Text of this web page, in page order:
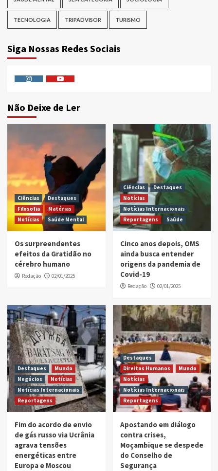
TECNOLOGIA TRIPADVISOR TURISMO
Siga Nossas Redes Sociais
Não Deixe de Ler
Ciências
Destaques
Filosofia
Matérias
Notícias
Saúde Mental
Os surpreendentes
efeitos da Gratidão no
cérebro humano
Redação 02/01/2025
Ciências
Destaques
Notícias
Notícias Internacionais
Reportagens
Saúde
Cinco anos depois, OMS
ainda busca entender
origens da pandemia de
Covid-19
Redação 02/01/2025
Destaques
Mundo
Negócios
Notícias
Notícias Internacionais
Reportagens
Fim do acordo de envio
de gás russo via Ucrânia
agrava tensões
energéticas entre
Europa e Moscou
Destaques
Direitos Humanos
Mundo
Notícias
Notícias Internacionais
Reportagens
Apostando em diálogo
contra crises,
Moçambique se despede
do Conselho de
Segurança